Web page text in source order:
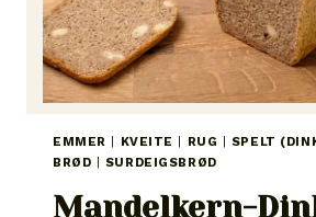
EMMER KVEITE RUG SPELT
BRØD
SURDEIGSBRØD
Mandelkern-